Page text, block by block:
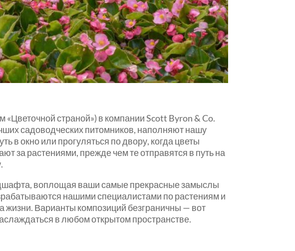
страной») в компании Scott Byron & Co.
садоводческих питомников, наполняют нашу
в окно или прогуляться по двору, когда цветы
за растениями, прежде чем те отправятся в путь на
воплощая ваши самые прекрасные замыслы
нашими специалистами по растениям и
жизни. Варианты композиций безграничны — вот
в любом открытом пространстве.